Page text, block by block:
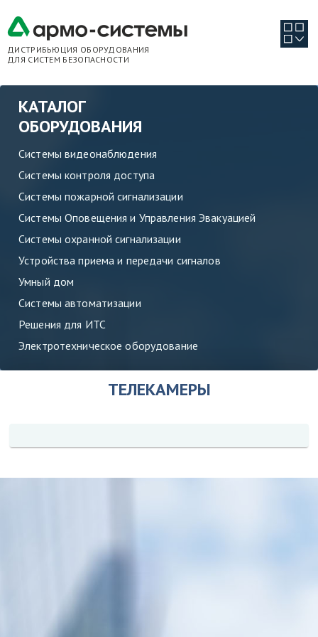
ДИСТРИБЬЮЦИЯ ОБОРУДОВАНИЯ
ДЛЯ СИСТЕМ БЕЗОПАСНОСТИ
КАТАЛОГ
ОБОРУДОВАНИЯ
Системы видеонаблюдения
Системы контроля доступа
Системы пожарной сигнализации
Системы Оповещения и Управления Эвакуацией
Системы охранной сигнализации
Устройства приема и передачи сигналов
Умный дом
Системы автоматизации
Решения для ИТС
Электротехническое оборудование
ТЕЛЕКАМЕРЫ